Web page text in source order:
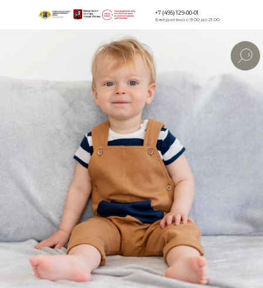
Версия для
+7 (495) 129-00-01
Ежедневно с 9:00 до 21:00